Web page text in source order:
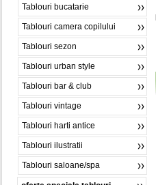
Tablouri bucatarie
Tablouri camera copilului
Tablouri sezon
Tablouri urban style
Tablouri bar & club
Tablouri vintage
Tablouri harti antice
Tablouri ilustratii
Tablouri saloane/spa